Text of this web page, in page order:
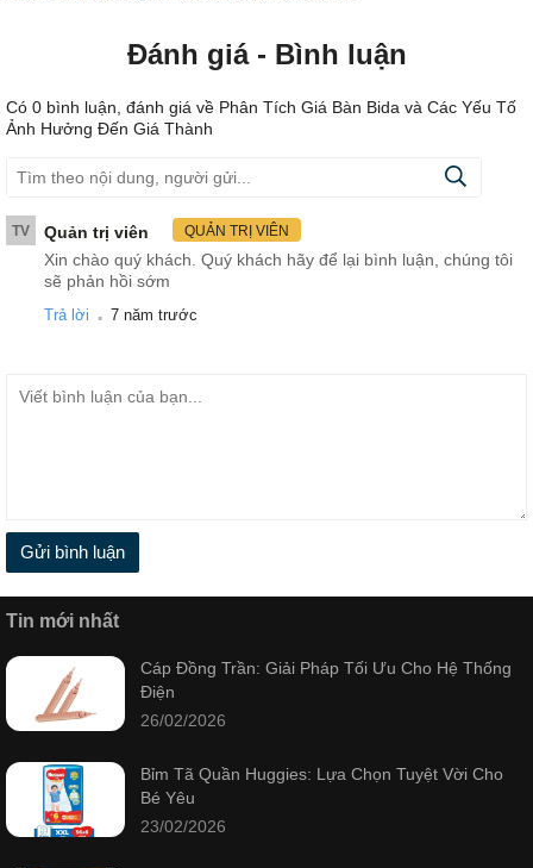
Đánh giá - Bình luận
Có 0 bình luận, đánh giá về Phân Tích Giá Bàn Bida và Các Yếu Tố
Ảnh Hưởng Đến Giá Thành
TV Quản trị viên QUẢN TRỊ VIÊN
Xin chào quý khách. Quý khách hãy để lại bình luận, chúng tôi
sẽ phản hồi sớm
Trả lời . 7 năm trước
Gửi bình luận
Tin mới nhất
Cáp Đồng Trần: Giải Pháp Tối Ưu Cho Hệ Thống
Điện
26/02/2026
Bỉm Tã Quần Huggies: Lựa Chọn Tuyệt Vời Cho
Bé Yêu
23/02/2026